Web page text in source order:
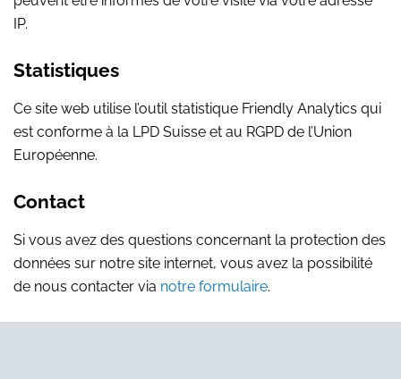
IP.
Statistiques
Ce site web utilise l’outil statistique Friendly Analytics qui
est conforme à la LPD Suisse et au RGPD de l’Union
Européenne.
Contact
Si vous avez des questions concernant la protection des
données sur notre site internet, vous avez la possibilité
de nous contacter via notre formulaire.